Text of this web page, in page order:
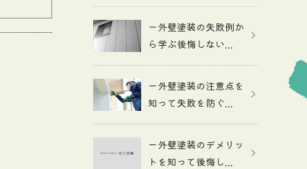
ー外壁塗装の失敗例か
ら学ぶ後悔しない...
ー外壁塗装の注意点を
知って失敗を防ぐ...
ー外壁塗装のデメリッ
トを知って後悔し...